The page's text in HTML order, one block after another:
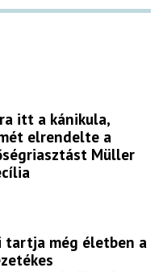
itt a kánikula,
elrendelte a
Müller
tartja még életben a